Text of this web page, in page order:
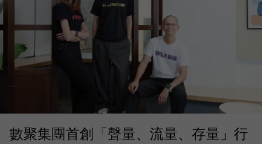
數聚集團首創「聲量、流量、存量」行